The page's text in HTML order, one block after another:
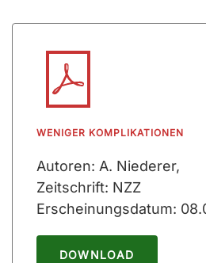
WENIGER KOMPLIKATIONEN
Autoren: A. Niederer,
Zeitschrift: NZZ
Erscheinungsdatum:
DOWNLOAD